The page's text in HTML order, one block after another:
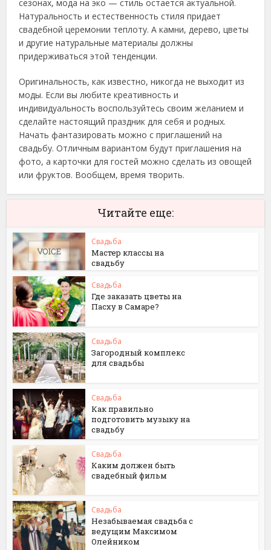
сезонах, мода на эко — стиль остается актуальной.
Натуральность и естественность стиля придает
свадебной церемонии теплоту. А камни, дерево, цветы
и другие натуральные материалы должны
придерживаться этой тенденции.
Оригинальность, как известно, никогда не выходит из
моды. Если вы любите креативность и
индивидуальность воспользуйтесь своим желанием и
сделайте настоящий праздник для себя и родных.
Начать фантазировать можно с приглашений на
свадьбу. Отличным вариантом будут приглашения на
фото, а карточки для гостей можно сделать из овощей
или фруктов. Вообщем, время творить.
Читайте еще:
Свадьба
Мастер классы на
свадьбу
Свадьба
Где заказать цветы на
Пасху в Самаре?
Свадьба
Загородный комплекс
для свадьбы
Свадьба
Как правильно
подготовить музыку на
свадьбу
Свадьба
Каким должен быть
свадебный фильм
Свадьба
Незабываемая свадьба с
ведущим Максимом
Олейником